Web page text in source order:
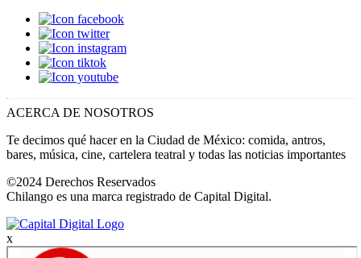
ACERCA DE NOSOTROS
Te decimos qué hacer en la Ciudad de México: comida, antros,
bares, música, cine, cartelera teatral y todas las noticias importantes
©2024 Derechos Reservados
Chilango es una marca registrado de Capital Digital.
x